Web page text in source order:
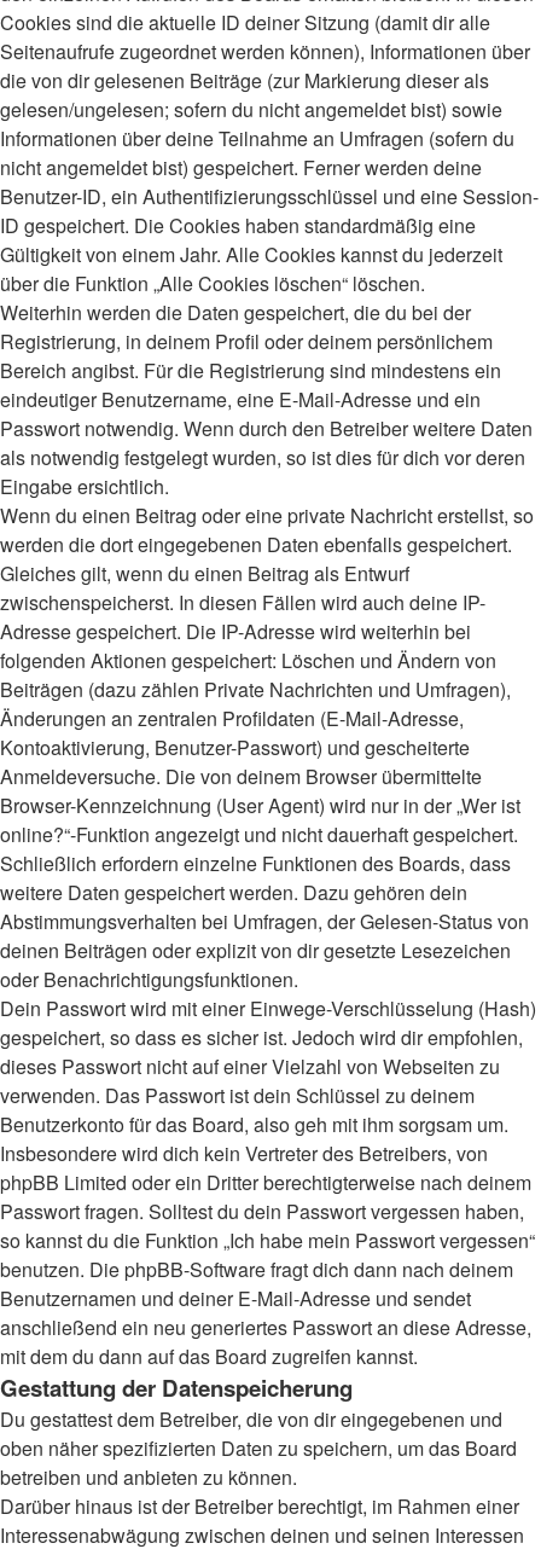
Cookies sind die aktuelle ID deiner Sitzung (damit dir alle
Seitenaufrufe zugeordnet werden können), Informationen über
die von dir gelesenen Beiträge (zur Markierung dieser als
gelesen/ungelesen; sofern du nicht angemeldet bist) sowie
Informationen über deine Teilnahme an Umfragen (sofern du
nicht angemeldet bist) gespeichert. Ferner werden deine
Benutzer-ID, ein Authentifizierungsschlüssel und eine Session-
ID gespeichert. Die Cookies haben standardmäßig eine
Gültigkeit von einem Jahr. Alle Cookies kannst du jederzeit
über die Funktion „Alle Cookies löschen“ löschen.
Weiterhin werden die Daten gespeichert, die du bei der
Registrierung, in deinem Profil oder deinem persönlichem
Bereich angibst. Für die Registrierung sind mindestens ein
eindeutiger Benutzername, eine E-Mail-Adresse und ein
Passwort notwendig. Wenn durch den Betreiber weitere Daten
als notwendig festgelegt wurden, so ist dies für dich vor deren
Eingabe ersichtlich.
Wenn du einen Beitrag oder eine private Nachricht erstellst, so
werden die dort eingegebenen Daten ebenfalls gespeichert.
Gleiches gilt, wenn du einen Beitrag als Entwurf
zwischenspeicherst. In diesen Fällen wird auch deine IP-
Adresse gespeichert. Die IP-Adresse wird weiterhin bei
folgenden Aktionen gespeichert: Löschen und Ändern von
Beiträgen (dazu zählen Private Nachrichten und Umfragen),
Änderungen an zentralen Profildaten (E-Mail-Adresse,
Kontoaktivierung, Benutzer-Passwort) und gescheiterte
Anmeldeversuche. Die von deinem Browser übermittelte
Browser-Kennzeichnung (User Agent) wird nur in der „Wer ist
online?“-Funktion angezeigt und nicht dauerhaft gespeichert.
Schließlich erfordern einzelne Funktionen des Boards, dass
weitere Daten gespeichert werden. Dazu gehören dein
Abstimmungsverhalten bei Umfragen, der Gelesen-Status von
deinen Beiträgen oder explizit von dir gesetzte Lesezeichen
oder Benachrichtigungsfunktionen.
Dein Passwort wird mit einer Einwege-Verschlüsselung (Hash)
gespeichert, so dass es sicher ist. Jedoch wird dir empfohlen,
dieses Passwort nicht auf einer Vielzahl von Webseiten zu
verwenden. Das Passwort ist dein Schlüssel zu deinem
Benutzerkonto für das Board, also geh mit ihm sorgsam um.
Insbesondere wird dich kein Vertreter des Betreibers, von
phpBB Limited oder ein Dritter berechtigterweise nach deinem
Passwort fragen. Solltest du dein Passwort vergessen haben,
so kannst du die Funktion „Ich habe mein Passwort vergessen“
benutzen. Die phpBB-Software fragt dich dann nach deinem
Benutzernamen und deiner E-Mail-Adresse und sendet
anschließend ein neu generiertes Passwort an diese Adresse,
mit dem du dann auf das Board zugreifen kannst.
Gestattung der Datenspeicherung
Du gestattest dem Betreiber, die von dir eingegebenen und
oben näher spezifizierten Daten zu speichern, um das Board
betreiben und anbieten zu können.
Darüber hinaus ist der Betreiber berechtigt, im Rahmen einer
Interessenabwägung zwischen deinen und seinen Interessen